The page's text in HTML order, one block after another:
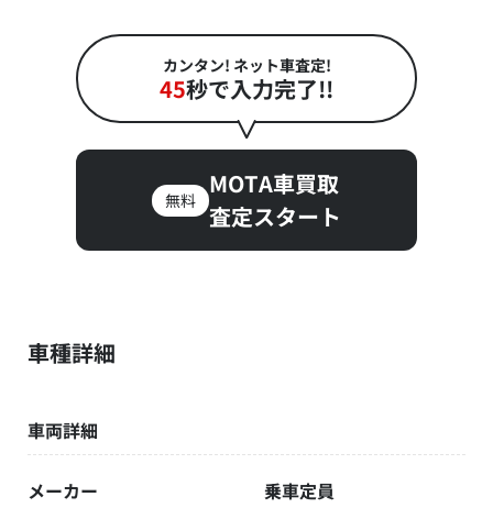
カンタン! ネット車査定!
45秒で入力完了!!
無料
MOTA車買取
査定スタート
車種詳細
車両詳細
メーカー 乗車定員